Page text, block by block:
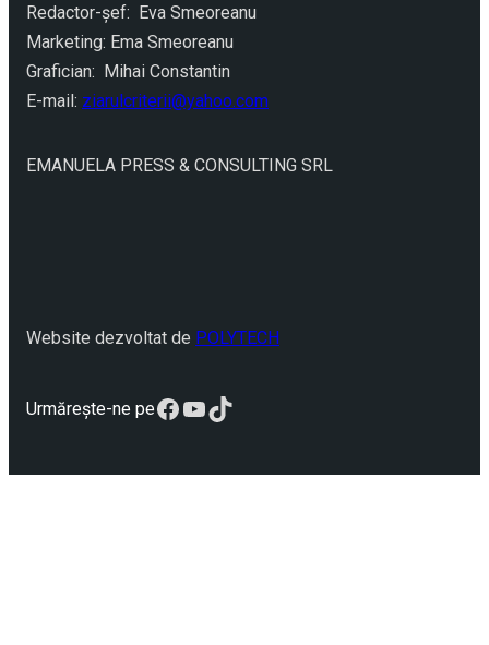
Redactor-şef: Eva Smeoreanu
Marketing: Ema Smeoreanu
Grafician: Mihai Constantin
E-mail: ziarulcriterii@yahoo.com
EMANUELA PRESS & CONSULTING SRL
Website dezvoltat de POLYTECH
Urmărește-ne peFacebook
YouTube
TikTok